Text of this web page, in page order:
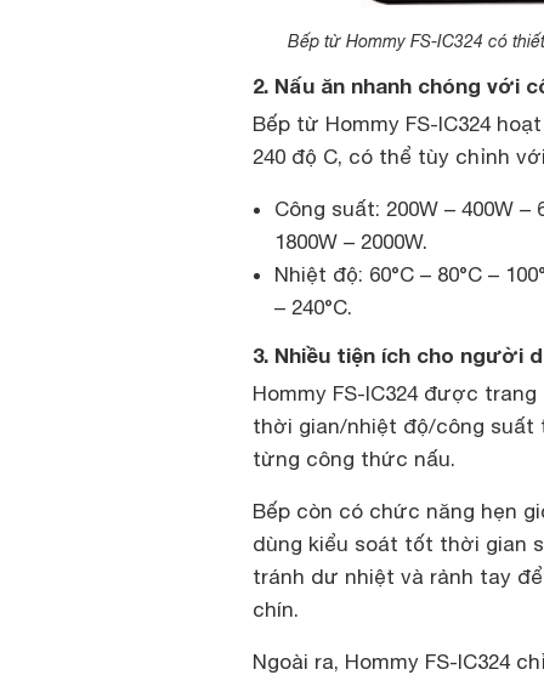
Bếp từ Hommy FS-IC324 có
2. Nấu ăn nhanh chóng với
Bếp từ Hommy FS-IC324
240 độ C, có thể tùy chỉnh
Công suất: 200W – 400W –
1800W – 2000W.
Nhiệt độ: 60°C – 80°C –
– 240°C.
3. Nhiều tiện ích cho người
Hommy FS-IC324 được
thời gian/nhiệt độ/công suất
từng công thức nấu.
Bếp còn có chức năng hẹn
dùng kiểu soát tốt thời gian
tránh dư nhiệt và rảnh tay
chín.
Ngoài ra, Hommy FS-IC324